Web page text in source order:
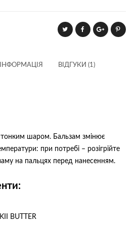
ВІДГУКИ (1)
тонким шаром. Бальзам змінює
при потребі – розігрійте
на пальцях перед нанесенням.
BUTTER